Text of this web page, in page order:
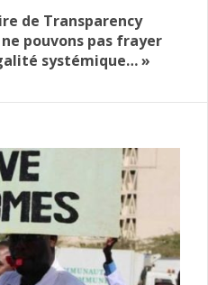
de Transparency
pouvons pas frayer
systémique… »